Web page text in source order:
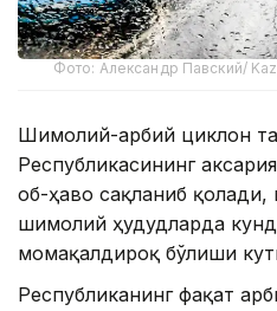
Фото: Александр Павский/
Шимолий-ғарбий циклон
Республикасининг
об-ҳаво сақланиб қолади,
шимолий ҳудудларда
момақалдироқ бўлиши
Республиканинг фақат